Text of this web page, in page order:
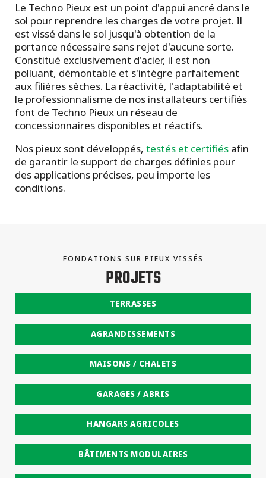
Le Techno Pieux est un point d'appui ancré dans le
sol pour reprendre les charges de votre projet. Il
est vissé dans le sol jusqu'à obtention de la
portance nécessaire sans rejet d'aucune sorte.
Constitué exclusivement d'acier, il est non
polluant, démontable et s'intègre parfaitement
aux filières sèches. La réactivité, l'adaptabilité et
le professionnalisme de nos installateurs certifiés
font de Techno Pieux un réseau de
concessionnaires disponibles et réactifs.
Nos pieux sont développés, testés et certifiés afin
de garantir le support de charges définies pour
des applications précises, peu importe les
conditions.
FONDATIONS SUR PIEUX VISSÉS
PROJETS
TERRASSES
AGRANDISSEMENTS
MAISONS / CHALETS
GARAGES / ABRIS
HANGARS AGRICOLES
BÂTIMENTS MODULAIRES